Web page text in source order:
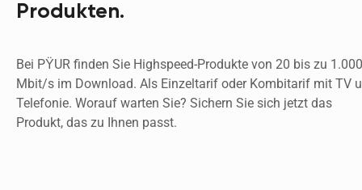
Produkten.
Bei PŸUR finden Sie Highspeed-Produkte von 20 bis zu 1.000
Mbit/s im Download. Als Einzeltarif oder Kombitarif mit TV
Telefonie. Worauf warten Sie? Sichern Sie sich jetzt das
Produkt, das zu Ihnen passt.